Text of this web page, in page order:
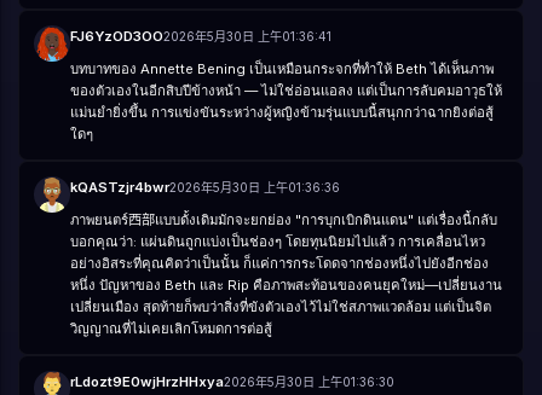
FJ6YzOD3OO2026年5月30日 上午01:36:41
บทบาทของ Annette Bening เป็นเหมือนกระจกที่ทำให้ Beth ได้เห็นภาพ
ของตัวเองในอีกสิบปีข้างหน้า — ไม่ใช่อ่อนแอลง แต่เป็นการลับคมอาวุธให้
แม่นยำยิ่งขึ้น การแข่งขันระหว่างผู้หญิงข้ามรุ่นแบบนี้สนุกกว่าฉากยิงต่อสู้
ใดๆ
kQASTzjr4bwr2026年5月30日 上午01:36:36
ภาพยนตร์西部แบบดั้งเดิมมักจะยกย่อง "การบุกเบิกดินแดน" แต่เรื่องนี้กลับ
บอกคุณว่า: แผ่นดินถูกแบ่งเป็นช่องๆ โดยทุนนิยมไปแล้ว การเคลื่อนไหว
อย่างอิสระที่คุณคิดว่าเป็นนั้น ก็แค่การกระโดดจากช่องหนึ่งไปยังอีกช่อง
หนึ่ง ปัญหาของ Beth และ Rip คือภาพสะท้อนของคนยุคใหม่—เปลี่ยนงาน
เปลี่ยนเมือง สุดท้ายก็พบว่าสิ่งที่ขังตัวเองไว้ไม่ใช่สภาพแวดล้อม แต่เป็นจิต
วิญญาณที่ไม่เคยเลิกโหมดการต่อสู้
rLdozt9E0wjHrzHHxya2026年5月30日 上午01:36:30